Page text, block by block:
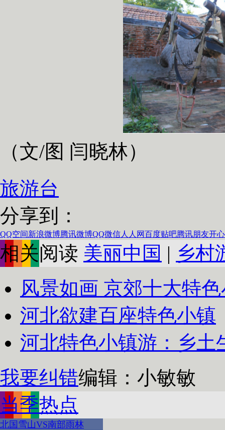
（文/图 闫晓林）
旅游台
分享到：
QQ空间新浪微博腾讯微博QQ微信人人网百度贴吧腾讯朋友开
相关阅读 美丽中国 | 乡村
风景如画 京郊十大特
河北欲建百座特色小镇
河北特色小镇游：乡土
我要纠错编辑：小敏敏
当季热点
北国雪山VS南部雨林